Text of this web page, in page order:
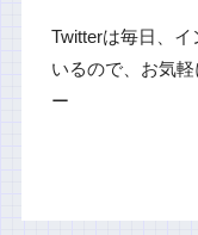
Twitterは毎日、
いるので、お気
ー